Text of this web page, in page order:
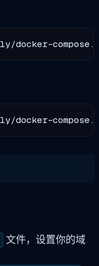
文件，设置你的域